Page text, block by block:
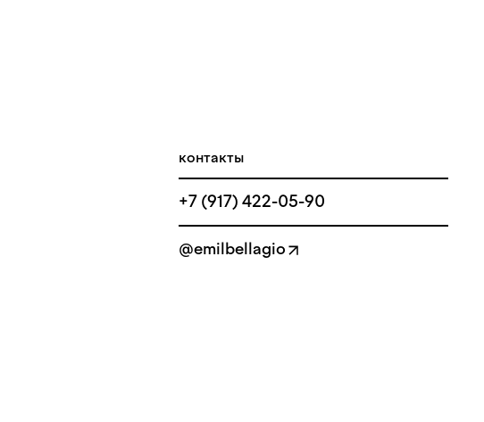
контакты
+7 (917) 422-05-90
@emilbellagio